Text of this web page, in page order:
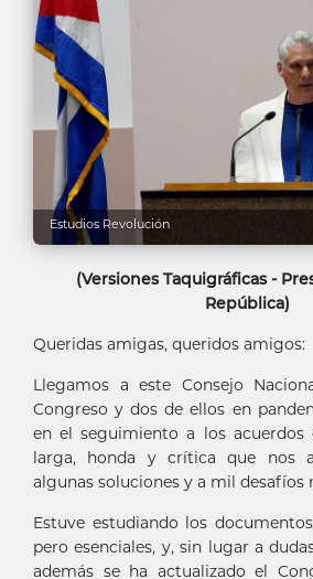
Estudios Revolución
(Versiones Taquigráficas -
República)
Queridas amigas, queridos amigos:
Llegamos a este Consejo
Congreso y dos de ellos en
en el seguimiento a los acuerdos
larga, honda y crítica que nos
algunas soluciones y a mil desafíos
Estuve estudiando los
pero esenciales, y, sin lugar a
además se ha actualizado el